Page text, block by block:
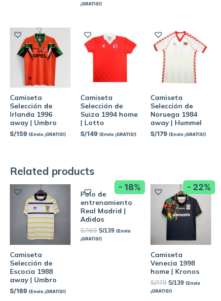
¡GRATIS!)
Camiseta
Selección de
Irlanda 1996
away | Umbro
S/159 (Envío ¡GRATIS!)
Camiseta
Selección de
Suiza 1994 home
| Lotto
S/149 (Envío ¡GRATIS!)
Camiseta
Selección de
Noruega 1984
away | Hummel
S/179 (Envío ¡GRATIS!)
Related products
Camiseta
Selección de
Escocia 1988
away | Umbro
S/169 (Envío ¡GRATIS!)
- 18%
Polo de
entrenamiento
Real Madrid |
Adidas
S/169 S/139 (Envío
¡GRATIS!)
- 22%
Camiseta
Venecia 1998
home | Kronos
S/179 S/139 (Envío
¡GRATIS!)